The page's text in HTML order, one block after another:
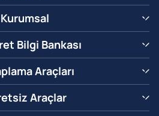
Kurumsal
Bilgi Bankası
Araçları
Araçlar